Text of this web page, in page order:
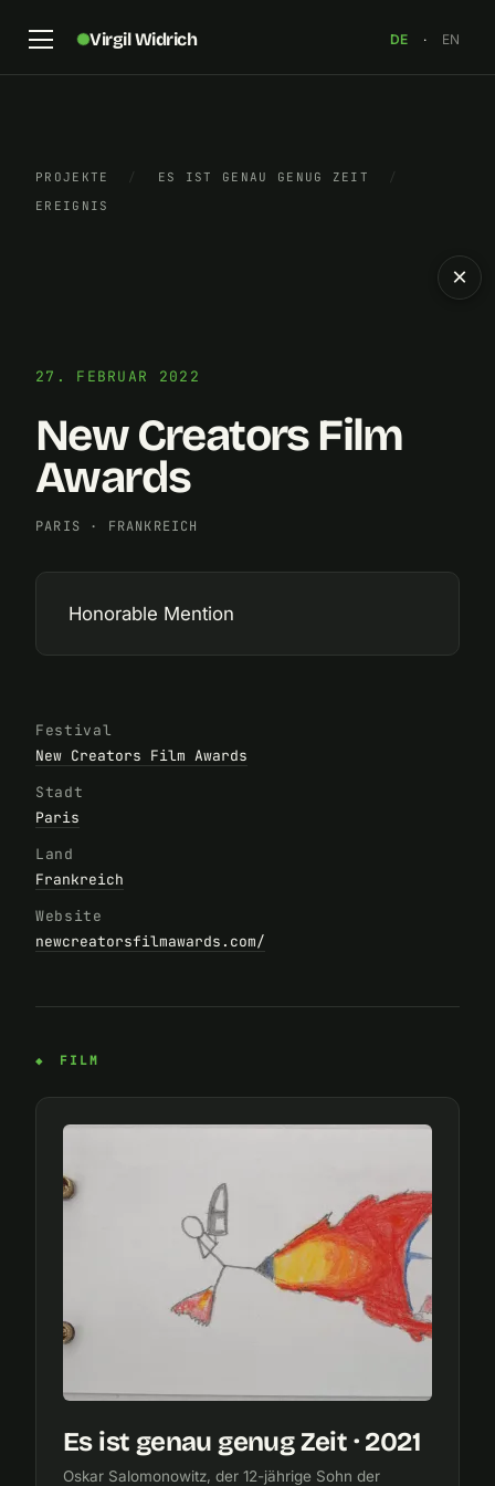
Virgil Widrich DE · EN
PROJEKTE / ES IST GENAU GENUG ZEIT
/
EREIGNIS
27. FEBRUAR 2022
New Creators Film
Awards
PARIS · FRANKREICH
Honorable Mention
Festival
New Creators Film Awards
Stadt
Paris
Land
Frankreich
Website
newcreatorsfilmawards.com/
FILM
Es ist genau genug Zeit · 2021
Oskar Salomonowitz, der 12-jährige Sohn der
×